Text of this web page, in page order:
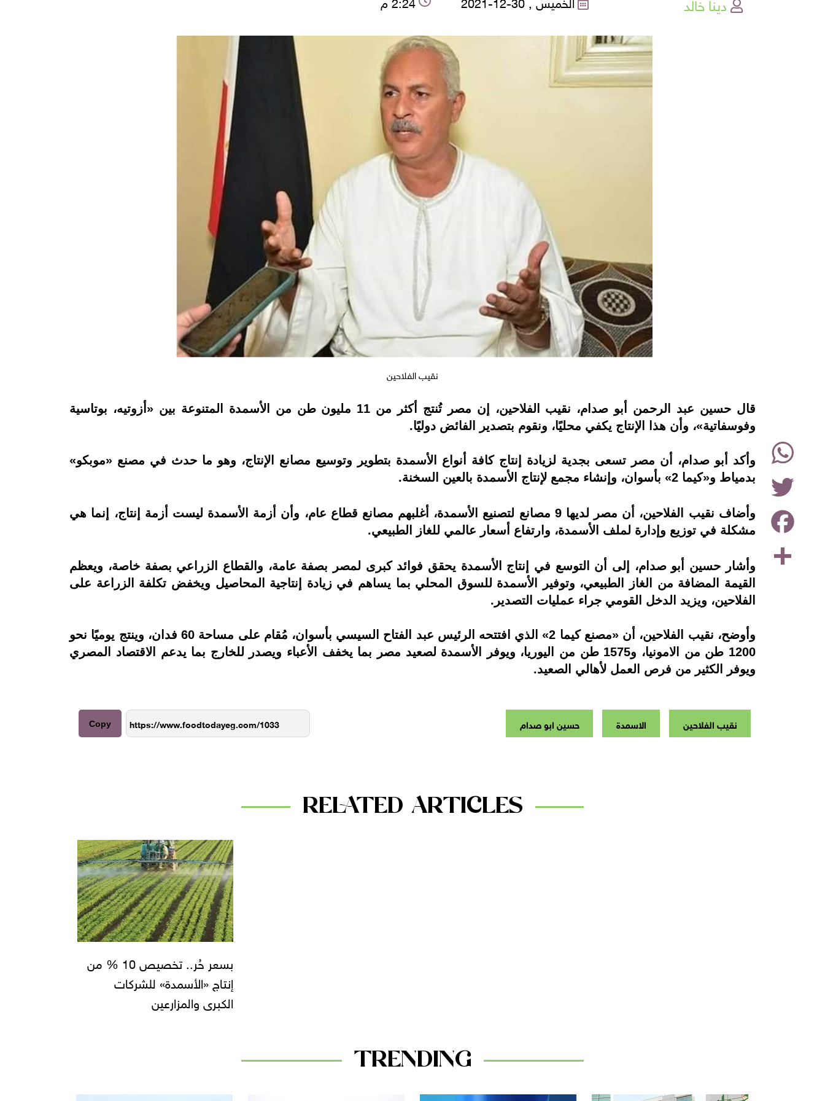
نقيب الفلاحين
Share
Facebook
Twitter
WhatsApp
instagram
قال حسين عبد الرحمن أبو صدام، نقيب الفلاحين، إن مصر تُنتج أكثر من 11 مليون طن من الأسمدة المتنوعة بين «أزوتيه، بوتاسية
وفوسفاتية»، وأن هذا الإنتاج يكفي محليًا، ونقوم بتصدير الفائض دوليًا.
وأكد أبو صدام، أن مصر تسعى بجدية لزيادة إنتاج كافة أنواع الأسمدة بتطوير وتوسيع مصانع الإنتاج، وهو ما حدث في مصنع «موبكو»
بدمياط و«كيما 2» بأسوان، وإنشاء مجمع لإنتاج الأسمدة بالعين السخنة.
وأضاف نقيب الفلاحين، أن مصر لديها 9 مصانع لتصنيع الأسمدة، أغلبهم مصانع قطاع عام، وأن أزمة الأسمدة ليست أزمة إنتاج، إنما هي
مشكلة في توزيع وإدارة لملف الأسمدة، وارتفاع أسعار عالمي للغاز الطبيعي.
وأشار حسين أبو صدام، إلى أن التوسع في إنتاج الأسمدة يحقق فوائد كبرى لمصر بصفة عامة، والقطاع الزراعي بصفة خاصة، ويعظم
القيمة المضافة من الغاز الطبيعي، وتوفير الأسمدة للسوق المحلي بما يساهم في زيادة إنتاجية المحاصيل ويخفض تكلفة الزراعة على
الفلاحين، ويزيد الدخل القومي جراء عمليات التصدير.
وأوضح، نقيب الفلاحين، أن «مصنع كيما 2» الذي افتتحه الرئيس عبد الفتاح السيسي بأسوان، مُقام على مساحة 60 فدان، وينتج يوميًا نحو
1200 طن من الامونيا، و1575 طن من اليوريا، ويوفر الأسمدة لصعيد مصر بما يخفف الأعباء ويصدر للخارج بما يدعم الاقتصاد المصري
ويوفر الكثير من فرص العمل لأهالي الصعيد.
نقيب الفلاحين الاسمدة حسين ابو صدام Copy
RELATED ARTICLES
بسعر حُر.. تخصيص 10 % من
إنتاج «الأسمدة» للشركات
الكبرى والمزارعين
TRENDING